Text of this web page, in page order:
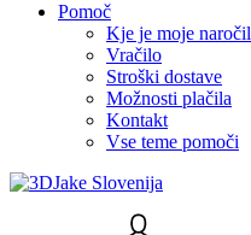
Pomoč
Kje je moje
Vračilo
Stroški dostave
Možnosti plačila
Kontakt
Vse teme pomoči